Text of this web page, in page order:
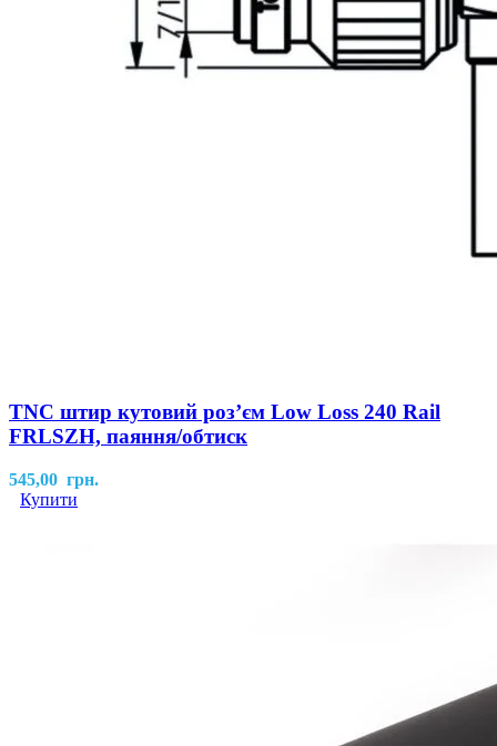
TNC штир кутовий роз’єм Low Loss 240 Rail
FRLSZH, паяння/обтиск
545,00 грн.
Купити